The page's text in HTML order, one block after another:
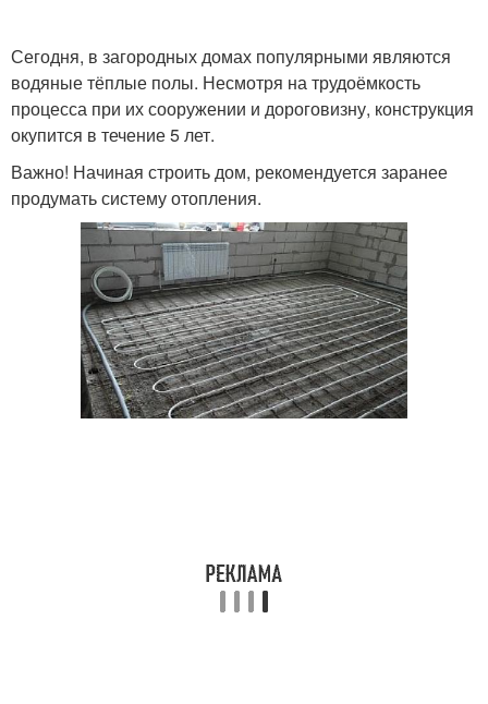
Сегодня, в загородных домах популярными являются
водяные тёплые полы. Несмотря на трудоёмкость
процесса при их сооружении и дороговизну, конструкция
окупится в течение 5 лет.
Важно! Начиная строить дом, рекомендуется заранее
продумать систему отопления.